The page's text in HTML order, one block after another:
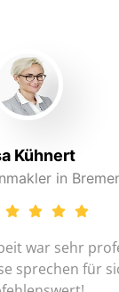
Bremen
professionell
für sich. Sehr